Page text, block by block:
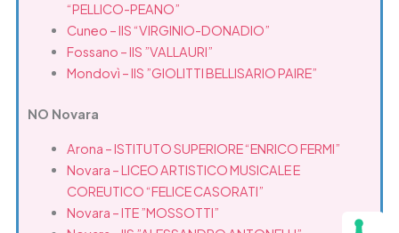
“PELLICO-PEANO”
Cuneo – IIS “VIRGINIO-DONADIO”
Fossano – IIS ”VALLAURI”
Mondovì – IIS ”GIOLITTI BELLISARIO PAIRE”
NO Novara
Arona – ISTITUTO SUPERIORE “ENRICO FERMI”
Novara – LICEO ARTISTICO MUSICALE E
COREUTICO “FELICE CASORATI”
Novara – ITE ”MOSSOTTI”